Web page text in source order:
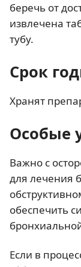
беречь от
извлечена
тубу.
Срок
Хранят
Особые
Важно с
для лечения
обеспечить
Если в